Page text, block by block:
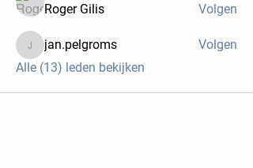
Roger Gilis Volgen
jan.pelgroms
jan.pelgroms
Volgen
Alle (13) leden bekijken